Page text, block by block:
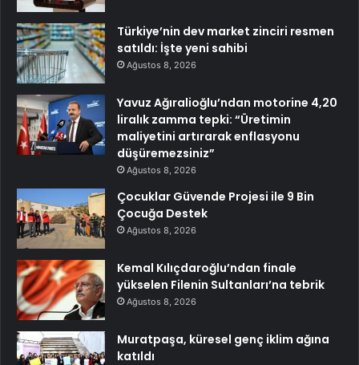
Türkiye’nin dev market zinciri resmen
satıldı: İşte yeni sahibi
Ağustos 8, 2026
Yavuz Ağıralioğlu’ndan motorine 4,20
liralık zamma tepki: “Üretimin
maliyetini artırarak enflasyonu
düşüremezsiniz”
Ağustos 8, 2026
Çocuklar Güvende Projesi ile 9 Bin
Çocuğa Destek
Ağustos 8, 2026
Kemal Kılıçdaroğlu’ndan finale
yükselen Filenin Sultanları’na tebrik
Ağustos 8, 2026
Muratpaşa, küresel genç iklim ağına
katıldı